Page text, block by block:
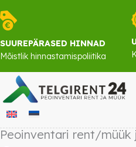
SUUREPÄRASED HINNAD
Mõistlik hinnastamispoliitika
Peoinventari rent/müük